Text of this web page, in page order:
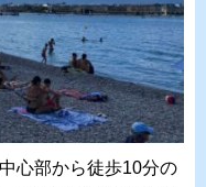
心部から徒歩10分の